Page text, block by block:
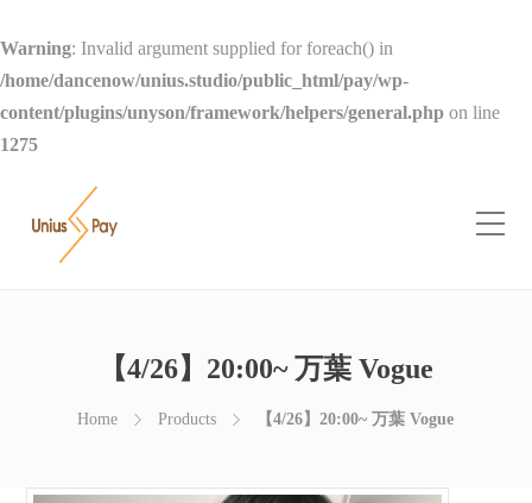
Warning: Invalid argument supplied for foreach() in
/home/dancenow/unius.studio/public_html/pay/wp-
content/plugins/unyson/framework/helpers/general.php on line
1275
【4/26】20:00~ 万葉 Vogue
Home Products 【4/26】20:00~ 万葉 Vogue